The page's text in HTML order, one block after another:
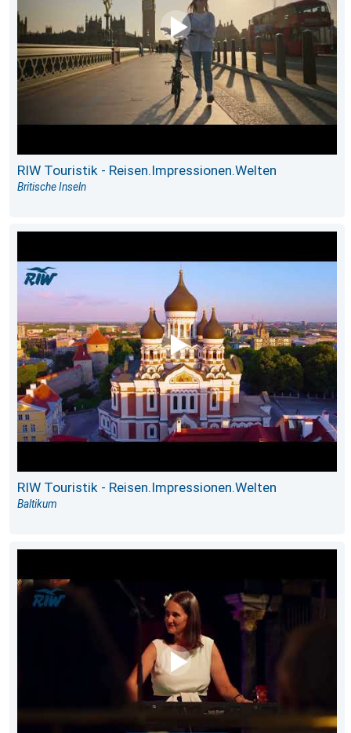
RIW Touristik - Reisen.Impressionen.Welten
Britische Inseln
RIW Touristik - Reisen.Impressionen.Welten
Baltikum